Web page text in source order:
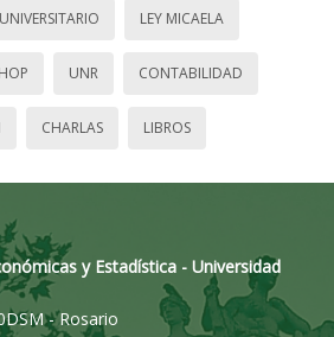
LEY MICAELA
UNR CONTABILIDAD
CHARLAS LIBROS
y Estadística - Universidad
- Rosario